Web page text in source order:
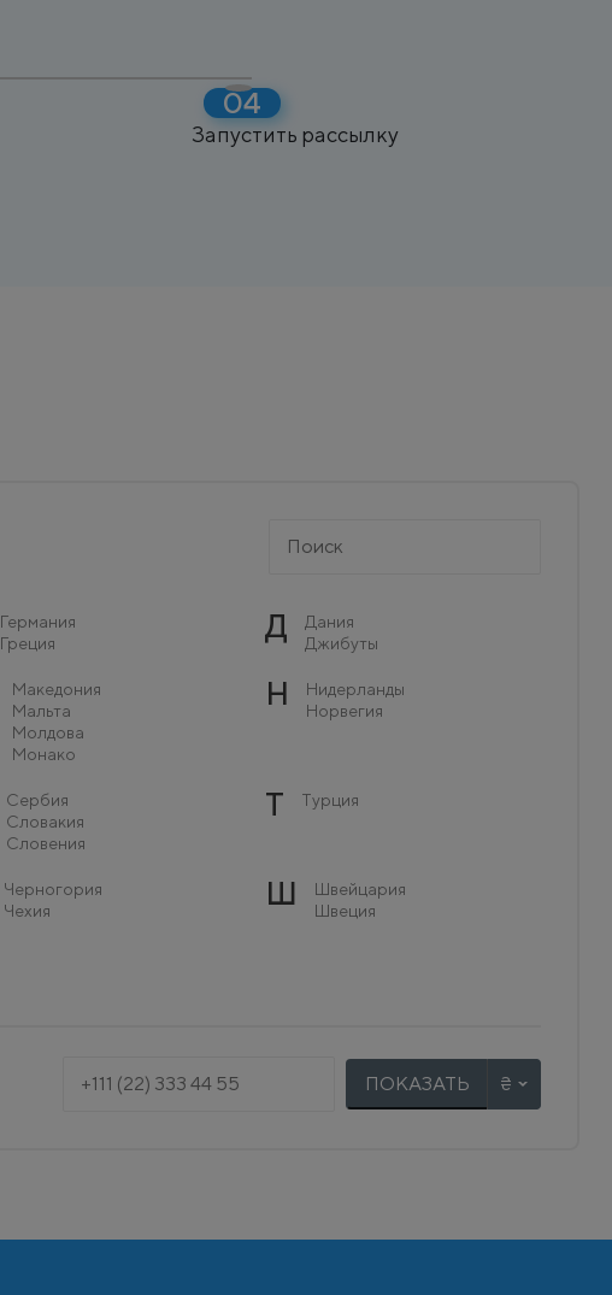
Запустить рассылку
Германия
Греция
Д
Дания
Джибуты
Македония
Мальта
Молдова
Монако
Н
Нидерланды
Норвегия
Сербия
Словакия
Словения
Т Турция
Черногория
Чехия
Ш
Швейцария
Швеция
ПОКАЗАТЬ